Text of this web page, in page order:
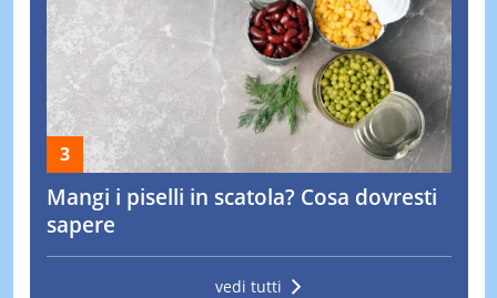
Mangi i piselli in scatola? Cosa dovresti
sapere
vedi tutti